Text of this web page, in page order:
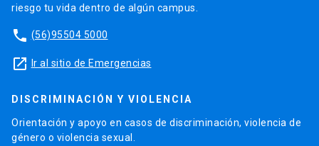
riesgo tu vida dentro de algún campus.
phone (56)95504 5000
launch Ir al sitio de Emergencias
DISCRIMINACIÓN Y VIOLENCIA
Orientación y apoyo en casos de discriminación, violencia de
género o violencia sexual.